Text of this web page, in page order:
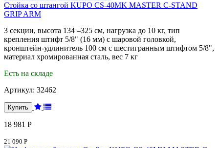
Стойка со штангой KUPO CS-40MK MASTER C-STAND
GRIP ARM
3 секции, высота 134 –325 см, нагрузка до 10 кг, тип
крепления штифт 5/8" (16 мм) с шаровой головкой,
кронштейн-удлинитель 100 см с шестигранным штифтом 5/8",
материал хромированная сталь, вес 7 кг
Есть на складе
Артикул: 32462
18 981 Р
21 090 Р